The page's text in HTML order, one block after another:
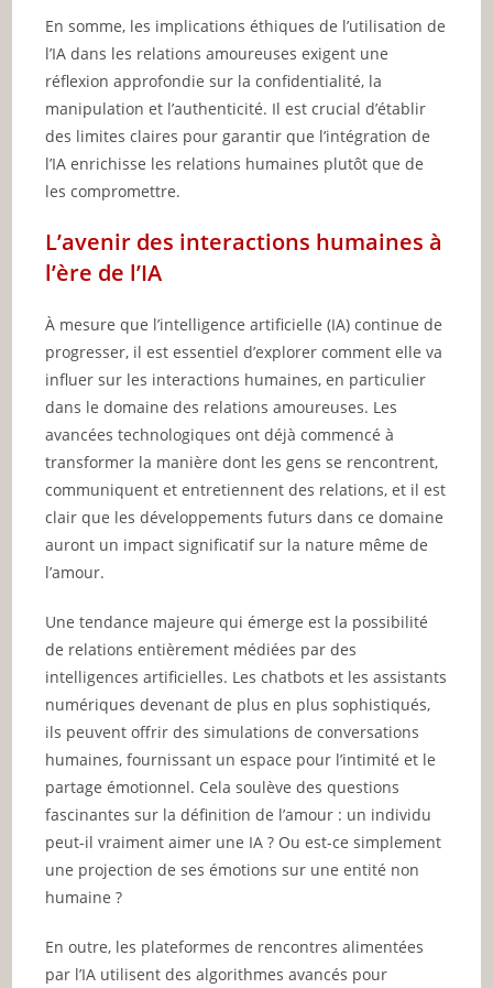
En somme, les implications éthiques de l’utilisation de
l’IA dans les relations amoureuses exigent une
réflexion approfondie sur la confidentialité, la
manipulation et l’authenticité. Il est crucial d’établir
des limites claires pour garantir que l’intégration de
l’IA enrichisse les relations humaines plutôt que de
les compromettre.
L’avenir des interactions humaines à
l’ère de l’IA
À mesure que l’intelligence artificielle (IA) continue de
progresser, il est essentiel d’explorer comment elle va
influer sur les interactions humaines, en particulier
dans le domaine des relations amoureuses. Les
avancées technologiques ont déjà commencé à
transformer la manière dont les gens se rencontrent,
communiquent et entretiennent des relations, et il est
clair que les développements futurs dans ce domaine
auront un impact significatif sur la nature même de
l’amour.
Une tendance majeure qui émerge est la possibilité
de relations entièrement médiées par des
intelligences artificielles. Les chatbots et les assistants
numériques devenant de plus en plus sophistiqués,
ils peuvent offrir des simulations de conversations
humaines, fournissant un espace pour l’intimité et le
partage émotionnel. Cela soulève des questions
fascinantes sur la définition de l’amour : un individu
peut-il vraiment aimer une IA ? Ou est-ce simplement
une projection de ses émotions sur une entité non
humaine ?
En outre, les plateformes de rencontres alimentées
par l’IA utilisent des algorithmes avancés pour